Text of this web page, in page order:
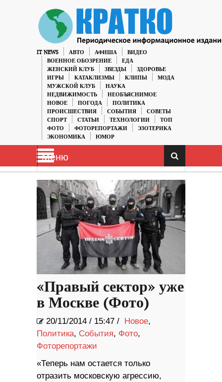
IT NEWS АВТО АФИША
ВИДЕО
ВОЕННОЕ ОБОЗРЕНИЕ
ЕДА
ЖЕНСКИЙ КЛУБ
ЗВЕЗДЫ
ЗДОРОВЬЕ
ИГРЫ
КАТАКЛИЗМЫ КЛИПЫ
МОДА
МУЖСКОЙ КЛУБ
НАУКА
НЕДВИЖИМОСТЬ
НЕОБЪЯСНИМОЕ
НОВОЕ
ПОГОДА
ПОЛИТИКА
ПРОИСШЕСТВИЯ
СОБЫТИЯ
СОВЕТЫ
СПОРТ
СТАТЬИ ТЕХНОЛОГИИ
ТОП
ФОТО
ФОТОРЕПОРТАЖИ
ЭЗОТЕРИКА
ЭКОНОМИКА
ЮМОР
Меню
«Правый сектор» уже
в Москве (Фото)
20/11/2014 / 15:47 / Новое,
Политика, События, Фото,
Фоторепортажи
«Теперь нам остается только
отразить московскую агрессию,